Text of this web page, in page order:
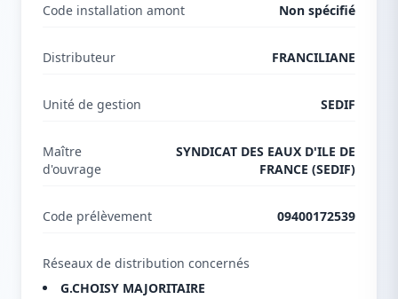
Code installation amont Non spécifié
Distributeur FRANCILIANE
Unité de gestion SEDIF
Maître
d'ouvrage
SYNDICAT DES EAUX D'ILE DE
FRANCE (SEDIF)
Code prélèvement 09400172539
Réseaux de distribution concernés
G.CHOISY MAJORITAIRE